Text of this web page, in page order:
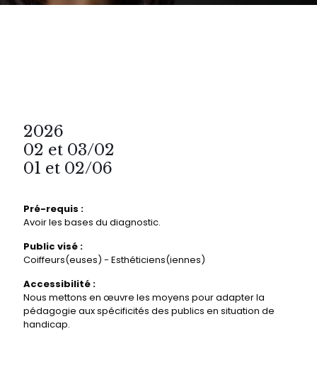
2026
02 et 03/02
01 et 02/06
Pré-requis :
Avoir les bases du diagnostic.
Public visé :
Coiffeurs(euses) - Esthéticiens(iennes)
Accessibilité :
Nous mettons en œuvre les moyens pour adapter la
pédagogie aux spécificités des publics en situation de
handicap.